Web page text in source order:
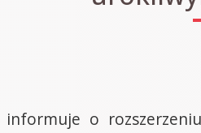
informuje o